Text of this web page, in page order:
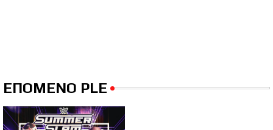
ΕΠΟΜΕΝΟ PLE